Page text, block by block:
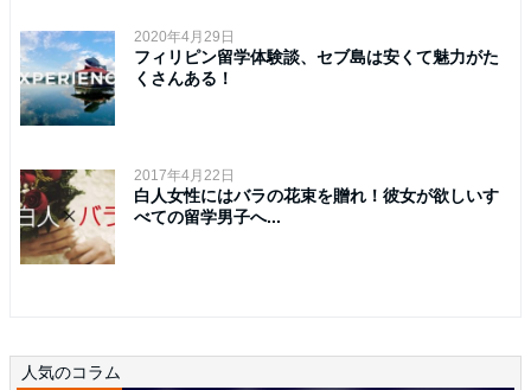
2020年4月29日
フィリピン留学体験談、セブ島は安くて魅力がた
くさんある！
2017年4月22日
白人女性にはバラの花束を贈れ！彼女が欲しいす
べての留学男子へ...
人気のコラム